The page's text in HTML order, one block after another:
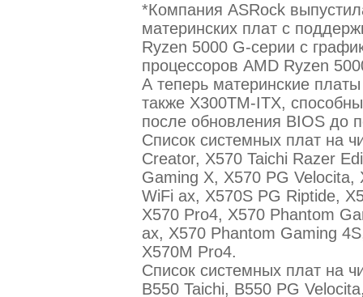
*Компания ASRock
материнских плат с
Ryzen 5000 G-серии с
процессоров AMD Ryzen
А теперь материнские
также X300TM-ITX,
после обновления BIOS до
Список системных плат на
Creator, X570 Taichi Razer
Gaming X, X570 PG
WiFi ax, X570S PG Riptide,
X570 Pro4, X570 Phantom
ax, X570 Phantom Gaming
X570M Pro4.
Список системных плат на
B550 Taichi, B550 PG